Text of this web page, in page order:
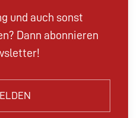
und auch sonst
Dann abonnieren